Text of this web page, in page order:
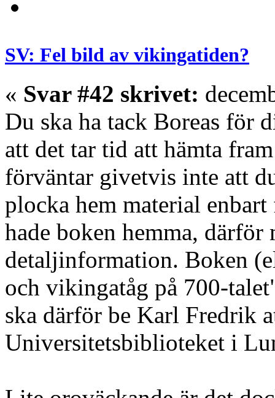
SV: Fel bild av vikingatiden?
« Svar #42 skrivet:
Du ska ha tack Boreas för
att det tar tid att hämta
förväntar givetvis inte att
plocka hem material
hade boken hemma, därför
detaljinformation. Boken
och vikingatåg på 700-
ska därför be Karl Fredrik
Universitetsbiblioteket i